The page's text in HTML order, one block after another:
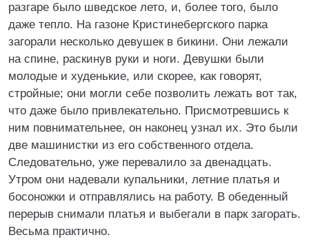
разгаре было шведское лето, и, более того, было
даже тепло. На газоне Кристинебергского парка
загорали несколько девушек в бикини. Они лежали
на спине, раскинув руки и ноги. Девушки были
молодые и худенькие, или скорее, как говорят,
стройные; они могли себе позволить лежать вот так,
что даже было привлекательно. Присмотревшись к
ним повнимательнее, он наконец узнал их. Это были
две машинистки из его собственного отдела.
Следовательно, уже перевалило за двенадцать.
Утром они надевали купальники, летние платья и
босоножки и отправлялись на работу. В обеденный
перерыв снимали платья и выбегали в парк загорать.
Весьма практично.